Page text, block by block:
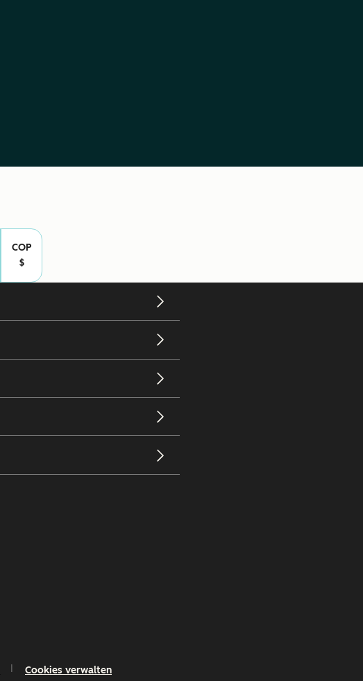
COP
$
Cookies verwalten